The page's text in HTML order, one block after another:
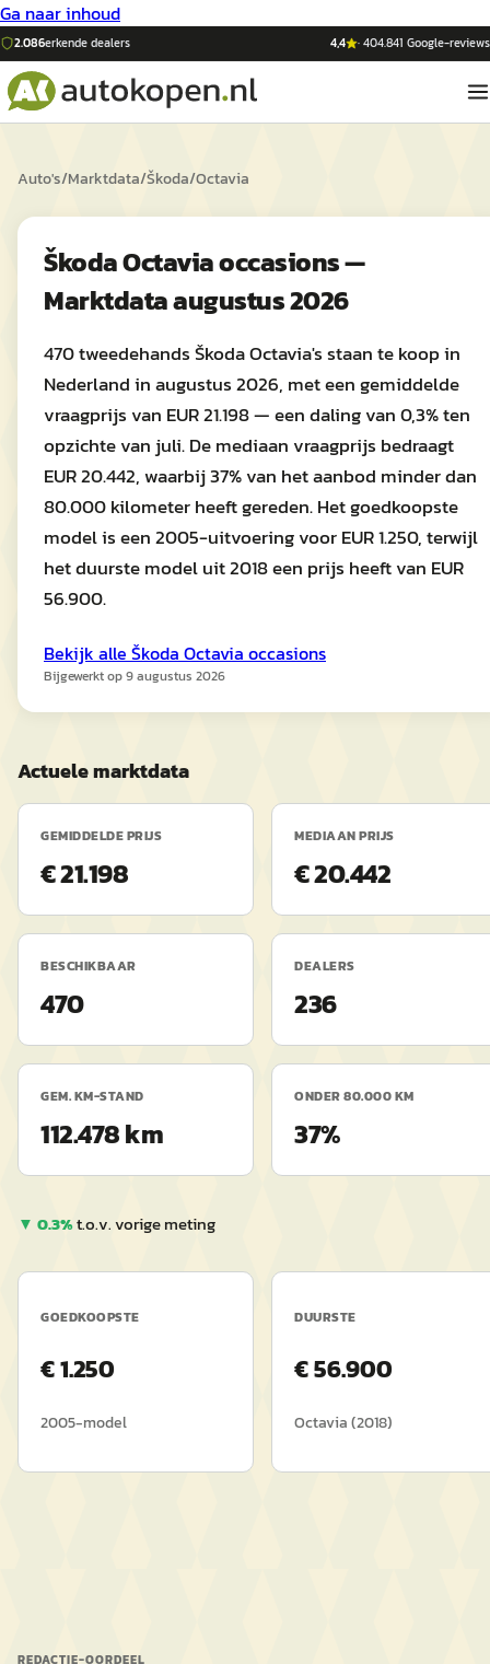
Ga naar inhoud
2.086erkende dealers 4,4 ·404.841 Google-reviews
Auto's/Marktdata/Škoda/Octavia
Škoda Octavia occasions —
Marktdata augustus 2026
470 tweedehands Škoda Octavia's staan te koop in
Nederland in augustus 2026, met een gemiddelde
vraagprijs van EUR 21.198 — een daling van 0,3% ten
opzichte van juli. De mediaan vraagprijs bedraagt
EUR 20.442, waarbij 37% van het aanbod minder dan
80.000 kilometer heeft gereden. Het goedkoopste
model is een 2005-uitvoering voor EUR 1.250, terwijl
het duurste model uit 2018 een prijs heeft van EUR
56.900.
Bekijk alle Škoda Octavia occasions
Bijgewerkt op9 augustus 2026
Actuele marktdata
GEMIDDELDE PRIJS
€ 21.198
MEDIAAN PRIJS
€ 20.442
BESCHIKBAAR
470
DEALERS
236
GEM. KM-STAND
112.478 km
ONDER 80.000 KM
37%
▼ 0.3%t.o.v. vorige meting
GOEDKOOPSTE
€1.250
2005-model
DUURSTE
€56.900
Octavia(2018)
REDACTIE-OORDEEL